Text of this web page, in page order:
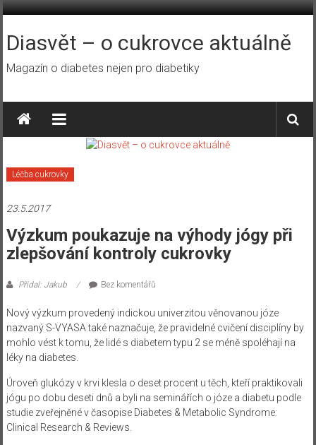
Přeskočit
obsah
Diasvět – o cukrovce aktuálně
Magazín o diabetes nejen pro diabetiky
Léčba cukrovky
23.5.2017
Výzkum poukazuje na výhody jógy při
zlepšování kontroly cukrovky
Přidal: Jakub Bez komentářů
Nový výzkum provedený indickou univerzitou věnovanou józe
nazvaný S-VYASA také naznačuje, že pravidelné cvičení disciplíny by
mohlo vést k tomu, že lidé s diabetem typu 2 se méně spoléhají na
léky na diabetes.
Úroveň glukózy v krvi klesla o deset procent u těch, kteří praktikovali
jógu po dobu deseti dnů a byli na seminářích o józe a diabetu podle
studie zveřejněné v časopise Diabetes & Metabolic Syndrome:
Clinical Research & Reviews.